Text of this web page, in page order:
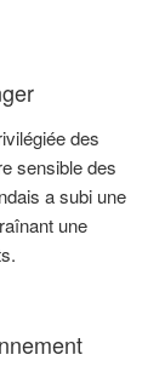
des
sensible des
a subi une
une